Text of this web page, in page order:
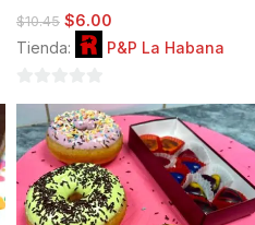
$10.45 $6.00
Tienda:
P&P La Habana
de
5